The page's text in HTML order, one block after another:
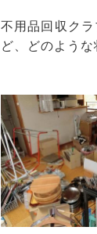
不用品回収ク
ど、どのよう